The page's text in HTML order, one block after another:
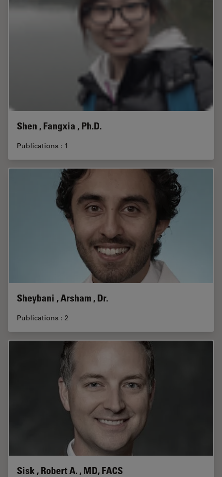
Shen , Fangxia , Ph.D.
Publications : 1
Sheybani , Arsham , Dr.
Publications : 2
Sisk , Robert A. , MD, FACS